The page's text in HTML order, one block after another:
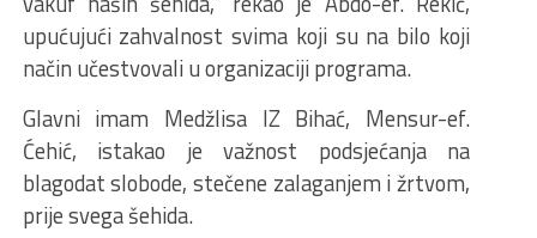
upućujući zahvalnost svima koji su na bilo koji
način učestvovali u organizaciji programa.
Glavni imam Medžlisa IZ Bihać, Mensur-ef.
Ćehić, istakao je važnost podsjećanja na
blagodat slobode, stečene zalaganjem i žrtvom,
prije svega šehida.